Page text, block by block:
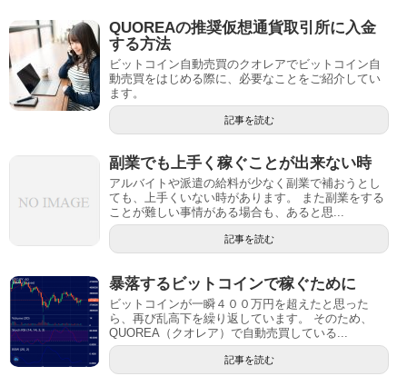
QUOREAの推奨仮想通貨取引所に入金
する方法
ビットコイン自動売買のクオレアでビットコイン自
動売買をはじめる際に、必要なことをご紹介してい
ます。
記事を読む
副業でも上手く稼ぐことが出来ない時
アルバイトや派遣の給料が少なく副業で補おうとし
ても、上手くいない時があります。 また副業をする
ことが難しい事情がある場合も、あると思...
記事を読む
暴落するビットコインで稼ぐために
ビットコインが一瞬４００万円を超えたと思った
ら、再び乱高下を繰り返しています。 そのため、
QUOREA（クオレア）で自動売買している...
記事を読む